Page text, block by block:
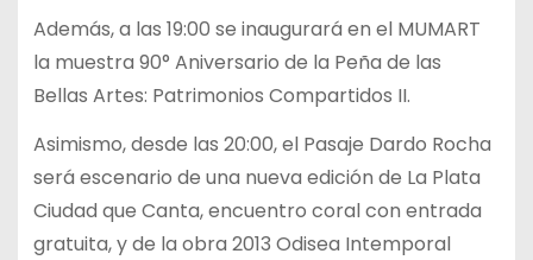
Además, a las 19:00 se inaugurará en el MUMART
la muestra 90° Aniversario de la Peña de las
Bellas Artes: Patrimonios Compartidos II.
Asimismo, desde las 20:00, el Pasaje Dardo Rocha
será escenario de una nueva edición de La Plata
Ciudad que Canta, encuentro coral con entrada
gratuita, y de la obra 2013 Odisea Intemporal